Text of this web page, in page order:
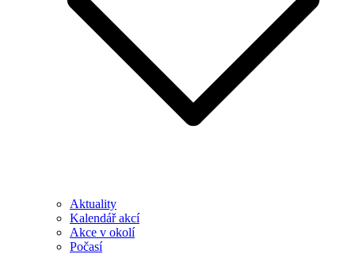
Aktuality
Kalendář akcí
Akce v okolí
Počasí